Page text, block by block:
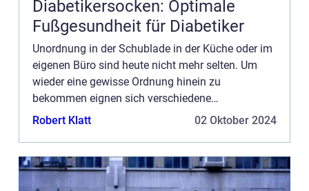
Diabetikersocken: Optimale
Fußgesundheit für Diabetiker
Unordnung in der Schublade in der Küche oder im
eigenen Büro sind heute nicht mehr selten. Um
wieder eine gewisse Ordnung hinein zu
bekommen eignen sich verschiedene
Ordnungssysteme, die man mittlerweile schon frei
Robert Klatt 02 Oktober 2024